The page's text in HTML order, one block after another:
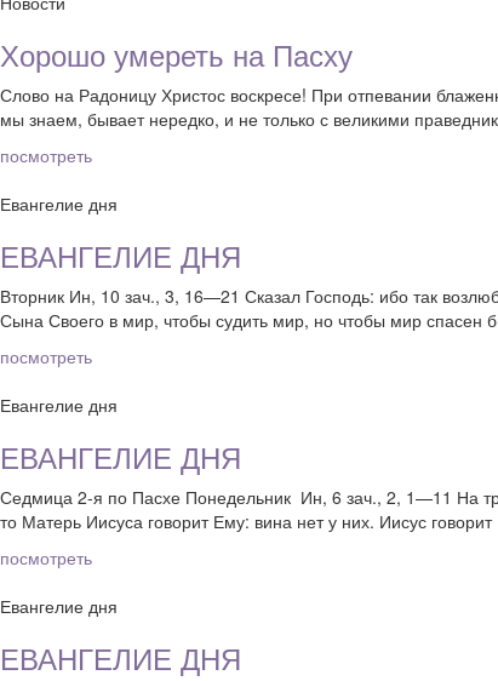
Хорошо умереть на Пасху
Слово на Радоницу Христос воскресе! При отпевании
мы знаем, бывает нередко, и не только с великими
посмотреть
Евангелие дня
ЕВАНГЕЛИЕ ДНЯ
Вторник Ин, 10 зач., 3, 16—21 Сказал Господь: ибо так
Сына Своего в мир, чтобы судить мир, но чтобы мир спасен
посмотреть
Евангелие дня
ЕВАНГЕЛИЕ ДНЯ
Седмица 2-я по Пасхе Понедельник Ин, 6 зач., 2, 1—11 На
то Матерь Иисуса говорит Ему: вина нет у них. Иисус
посмотреть
Евангелие дня
ЕВАНГЕЛИЕ ДНЯ